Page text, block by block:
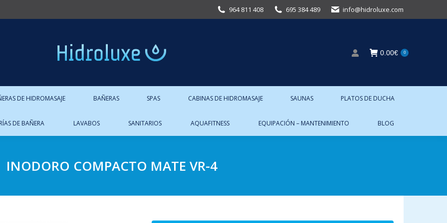
964 811 408 695 384 489 info@hidroluxe.com
0.00€ 0
DE HIDROMASAJE BAÑERAS SPAS CABINAS DE HIDROMASAJE SAUNAS PLATOS DE DUCHA
DE BAÑERA LAVABOS SANITARIOS AQUAFITNESS EQUIPACIÓN – MANTENIMIENTO BLOG
INODORO COMPACTO MATE VR-4